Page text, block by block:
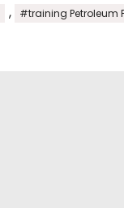
, #training Petroleum